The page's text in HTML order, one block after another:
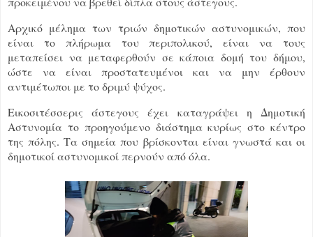
Αρχικό μέλημα των τριών δημοτικών αστυνομικών, που
είναι το πλήρωμα του περιπολικού, είναι να τους
μεταπείσει να μεταφερθούν σε κάποια δομή του δήμου,
ώστε να είναι προστατευμένοι και να μην έρθουν
αντιμέτωποι με το δριμύ ψύχος.
Εικοσιτέσσερις άστεγους έχει καταγράψει η Δημοτική
Αστυνομία το προηγούμενο διάστημα κυρίως στο κέντρο
της πόλης. Τα σημεία που βρίσκονται είναι γνωστά και οι
δημοτικοί αστυνομικοί περνούν από όλα.